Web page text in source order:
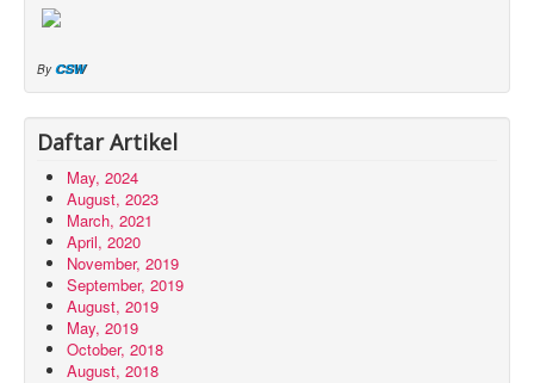
ByCSW
Daftar Artikel
May, 2024
August, 2023
March, 2021
April, 2020
November, 2019
September, 2019
August, 2019
May, 2019
October, 2018
August, 2018